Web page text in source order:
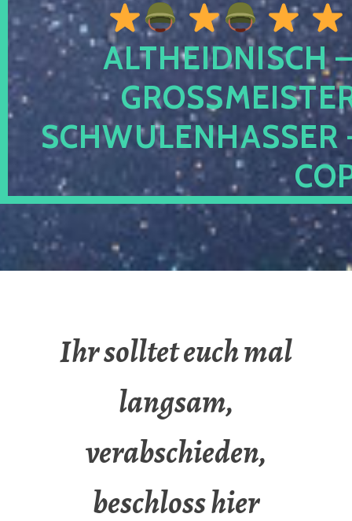
ALTHEIDNISCH
CHWULENHASSER
Ihr solltet euch mal
langsam,
verabschieden,
beschloss hier